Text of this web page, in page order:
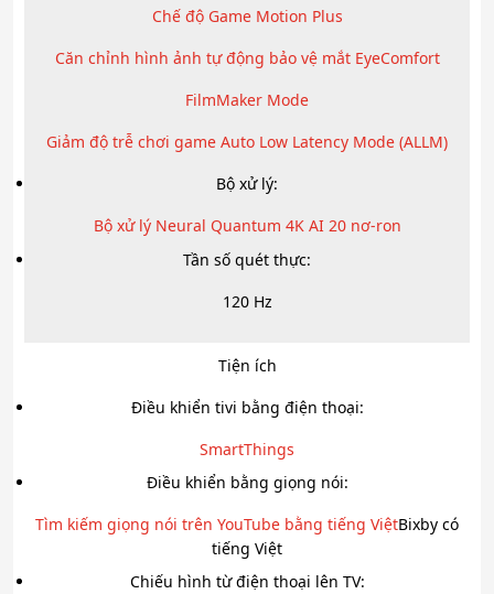
Chế độ Game Motion Plus
Căn chỉnh hình ảnh tự động bảo vệ mắt EyeComfort
FilmMaker Mode
Giảm độ trễ chơi game Auto Low Latency Mode (ALLM)
Bộ xử lý:
Bộ xử lý Neural Quantum 4K AI 20 nơ-ron
Tần số quét thực:
120 Hz
Tiện ích
Điều khiển tivi bằng điện thoại:
SmartThings
Điều khiển bằng giọng nói:
Tìm kiếm giọng nói trên YouTube bằng tiếng ViệtBixby có
tiếng Việt
Chiếu hình từ điện thoại lên TV: